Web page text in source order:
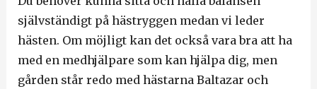
självständigt på hästryggen medan vi leder
hästen. Om möjligt kan det också vara bra att ha
med en medhjälpare som kan hjälpa dig, men
gården står redo med hästarna Baltazar och